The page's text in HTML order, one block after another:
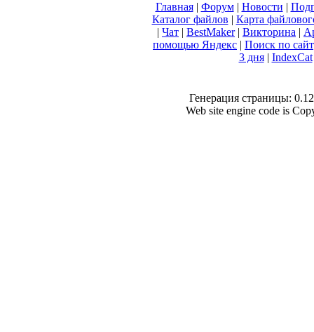
Главная| Форум| Новости |
Каталог файлов | Карта
| Чат | BestMaker| Викторина |
помощью Яндекс | Поиск по
3 дня| IndexCat
Генерация страницы:
Web site engine code is